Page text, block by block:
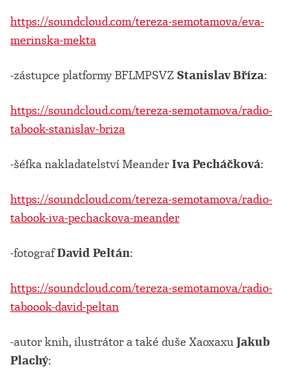
https://soundcloud.com/tereza-semotamova/eva-
merinska-mekta
-zástupce platformy BFLMPSVZStanislav Bříza:
https://soundcloud.com/tereza-semotamova/radio-
tabook-stanislav-briza
-šéfka nakladatelství MeanderIva Pecháčková:
https://soundcloud.com/tereza-semotamova/radio-
tabook-iva-pechackova-meander
-fotografDavid Peltán:
https://soundcloud.com/tereza-semotamova/radio-
taboook-david-peltan
-autor knih, ilustrátor a také duše XaoxaxuJakub
Plachý: